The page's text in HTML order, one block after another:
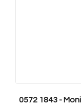
0572 1843 -